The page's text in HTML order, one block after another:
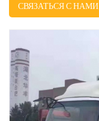
СВЯЗАТЬСЯ С НАМИ